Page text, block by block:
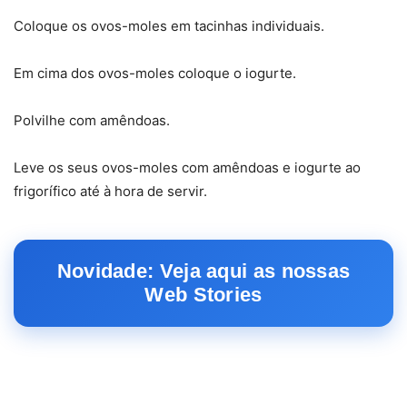
Coloque os ovos-moles em tacinhas individuais.
Em cima dos ovos-moles coloque o iogurte.
Polvilhe com amêndoas.
Leve os seus ovos-moles com amêndoas e iogurte ao
frigorífico até à hora de servir.
Novidade: Veja aqui as nossas
Web Stories